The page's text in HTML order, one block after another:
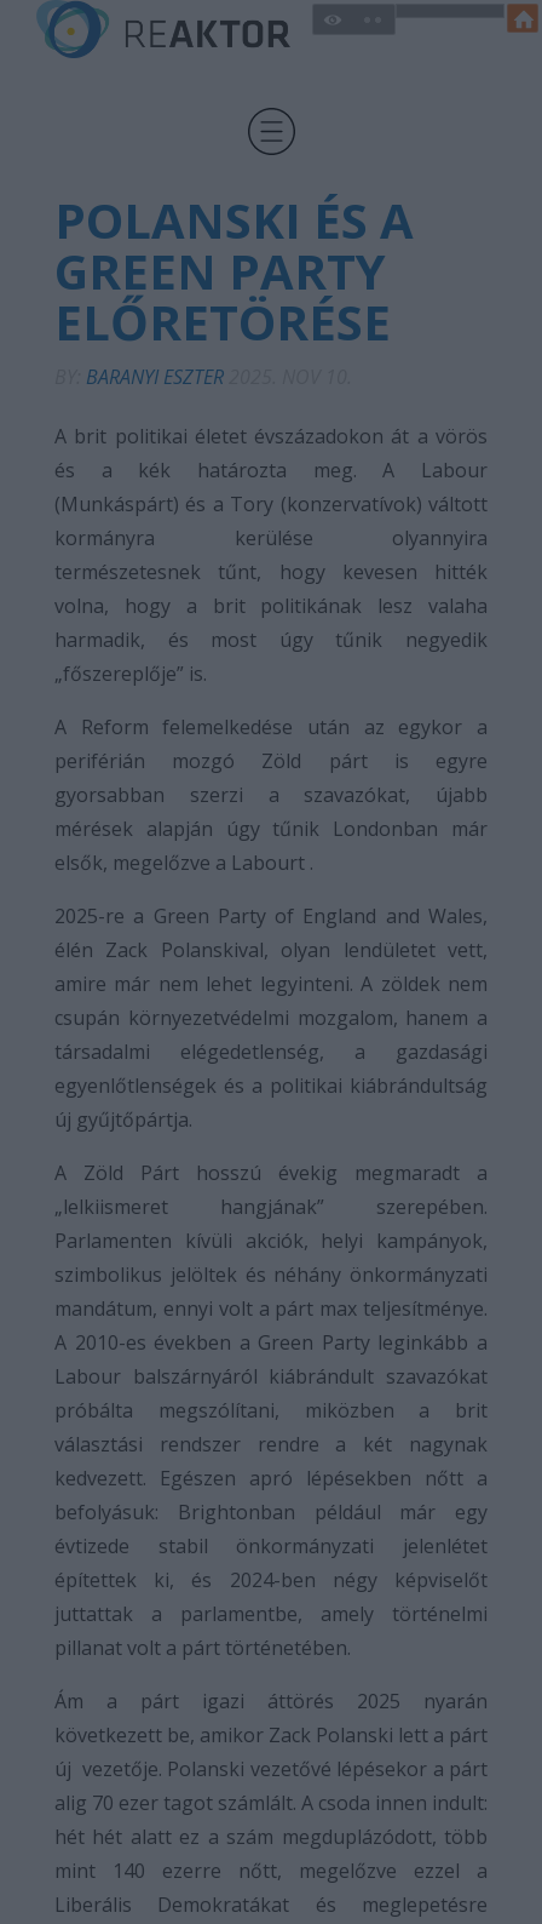
POLANSKI ÉS A
GREEN PARTY
ELŐRETÖRÉSE
BARANYI ESZTER
A brit politikai életet évszázadokon át a vörös
és a kék határozta meg. A Labour
(Munkáspárt) és a Tory (konzervatívok) váltott
kormányra kerülése olyannyira
természetesnek tűnt, hogy kevesen hitték
volna, hogy a brit politikának lesz valaha
harmadik, és most úgy tűnik negyedik
„főszereplője” is.
A Reform felemelkedése után az egykor a
periférián mozgó Zöld párt is egyre
gyorsabban szerzi a szavazókat, újabb
mérések alapján úgy tűnik Londonban már
elsők, megelőzve a Labourt .
2025-re a Green Party of England and Wales,
élén Zack Polanskival, olyan lendületet vett,
amire már nem lehet legyinteni. A zöldek nem
csupán környezetvédelmi mozgalom, hanem a
társadalmi elégedetlenség, a gazdasági
egyenlőtlenségek és a politikai kiábrándultság
új gyűjtőpártja.
A Zöld Párt hosszú évekig megmaradt a
„lelkiismeret hangjának” szerepében.
Parlamenten kívüli akciók, helyi kampányok,
szimbolikus jelöltek és néhány önkormányzati
mandátum, ennyi volt a párt max teljesítménye.
A 2010-es években a Green Party leginkább a
Labour balszárnyáról kiábrándult szavazókat
próbálta megszólítani, miközben a brit
választási rendszer rendre a két nagynak
kedvezett. Egészen apró lépésekben nőtt a
befolyásuk: Brightonban például már egy
évtizede stabil önkormányzati jelenlétet
építettek ki, és 2024-ben négy képviselőt
juttattak a parlamentbe, amely történelmi
pillanat volt a párt történetében.
Ám a párt igazi áttörés 2025 nyarán
következett be, amikor Zack Polanski lett a párt
új vezetője. Polanski vezetővé lépésekor a párt
alig 70 ezer tagot számlált. A csoda innen indult:
hét hét alatt ez a szám megduplázódott, több
mint 140 ezerre nőtt, megelőzve ezzel a
Liberális Demokratákat és meglepetésre